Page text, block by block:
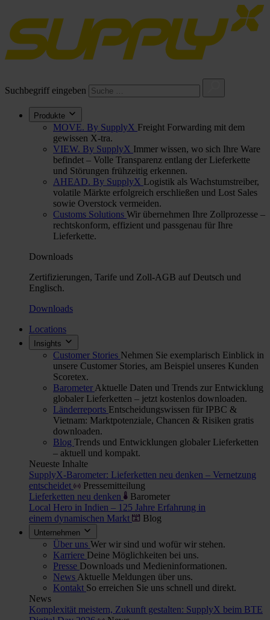
Suchbegriff eingeben
Produkte
MOVE. By SupplyX Freight Forwarding mit dem
gewissen X-tra.
VIEW. By SupplyX Immer wissen, wo sich Ihre Ware
befindet – Volle Transparenz entlang der Lieferkette
und Störungen frühzeitig erkennen.
AHEAD. By SupplyX Logistik als Wachstumstreiber,
volatile Märkte erfolgreich erschließen und Lost Sales
sowie Overstock vermeiden.
Customs Solutions Wir übernehmen Ihre Zollprozesse –
rechtskonform, effizient und passgenau für Ihre
Lieferkette.
Downloads
Zertifizierungen, Tarife und Zoll-AGB auf Deutsch und
Englisch.
Downloads
Locations
Insights
Customer Stories Nehmen Sie exemplarisch Einblick in
unsere Customer Stories, am Beispiel unseres Kunden
Scoretex.
Barometer Aktuelle Daten und Trends zur Entwicklung
globaler Lieferketten – jetzt kostenlos downloaden.
Länderreports Entscheidungswissen für IPBC &
Vietnam: Marktpotenziale, Chancen & Risiken gratis
downloaden.
Blog Trends und Entwicklungen globaler Lieferketten
– aktuell und kompakt.
Neueste Inhalte
SupplyX-Barometer: Lieferketten neu denken – Vernetzung
entscheidet
Pressemitteilung
Lieferketten neu denken
Barometer
Local Hero in Indien – 125 Jahre Erfahrung in
einem dynamischen Markt
Blog
Unternehmen
Über uns Wer wir sind und wofür wir stehen.
Karriere Deine Möglichkeiten bei uns.
Presse Downloads und Medieninformationen.
News Aktuelle Meldungen über uns.
Kontakt So erreichen Sie uns schnell und direkt.
News
Komplexität meistern, Zukunft gestalten: SupplyX beim BTE